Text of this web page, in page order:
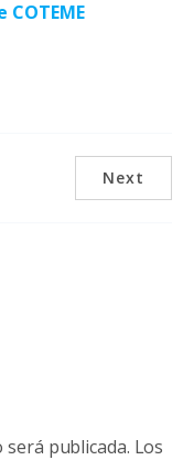
Next
publicada. Los